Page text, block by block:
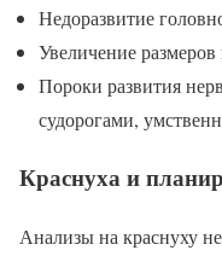
Недоразвитие
Увеличение
Пороки развития
судорогами,
Краснуха и
Анализы на краснуху